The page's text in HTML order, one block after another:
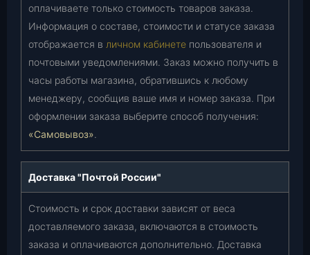
оплачиваете только стоимость товаров заказа.
Информация о составе, стоимости и статусе заказа
отображается в личном кабинете пользователя и
почтовыми уведомлениями. Заказ можно получить в
часы работы магазина, обратившись к любому
менеджеру, сообщив ваше имя и номер заказа. При
оформлении заказа выберите способ получения:
«Самовывоз».
Доставка "Почтой России"
Стоимость и срок доставки зависят от веса
доставляемого заказа, включаются в стоимость
заказа и оплачиваются дополнительно. Доставка